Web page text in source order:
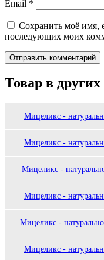
Email *
Сохранить моё имя,
последующих моих
Товар в других
Мицеликс -
Мицеликс -
Мицеликс -
Мицеликс -
Мицеликс -
Мицеликс -